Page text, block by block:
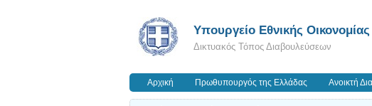
Υπουργείο Εθνικής
Δικτυακός Τόπος Διαβουλεύσεων
Αρχική Πρωθυπουργός της Ελλάδας Ανοικτή